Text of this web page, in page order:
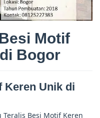
Motif
Bogor
Keren Unik di
Besi Motif Keren